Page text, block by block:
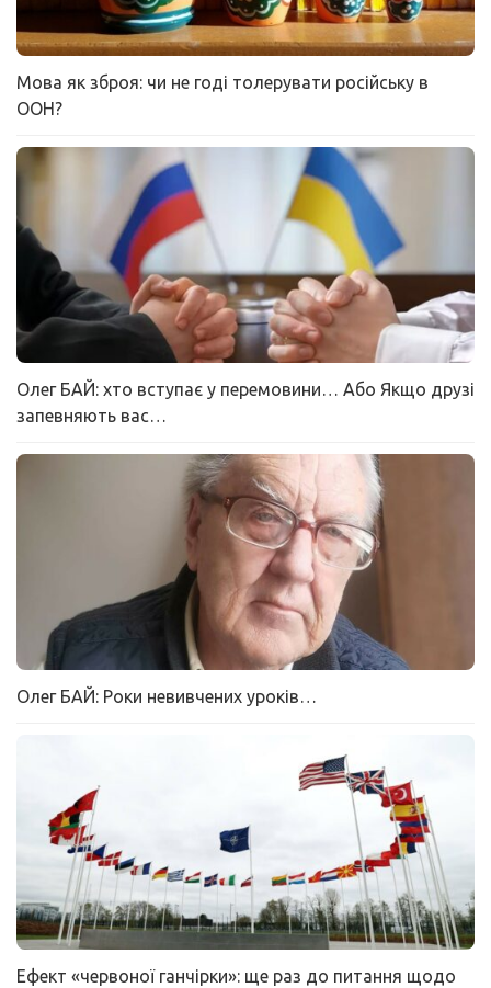
Мова як зброя: чи не годі толерувати російську в
ООН?
Олег БАЙ: хто вступає у перемовини… Або Якщо друзі
запевняють вас…
Олег БАЙ: Роки невивчених уроків…
Ефект «червоної ганчірки»: ще раз до питання щодо